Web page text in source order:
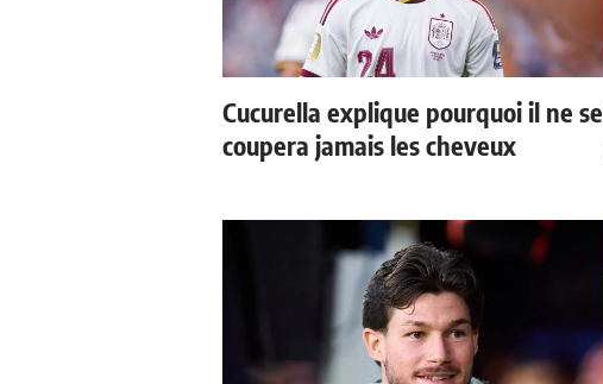
Cucurella explique pourquoi il ne se
coupera jamais les cheveux